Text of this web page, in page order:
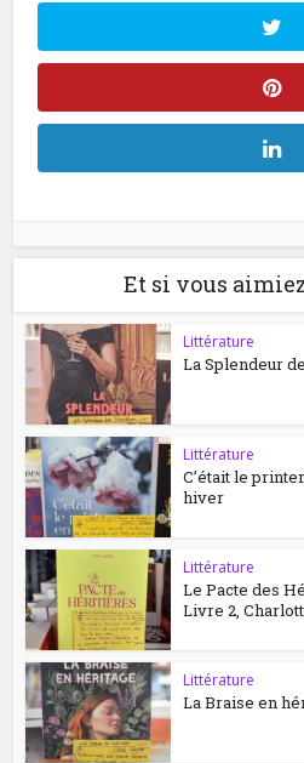
Et si vous
Littérature
La Splendeur
Littérature
C’était le
hiver
Littérature
Le Pacte des
Livre 2,
Littérature
La Braise en